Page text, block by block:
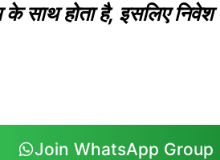
होता है, इसलिए
Join WhatsApp Group